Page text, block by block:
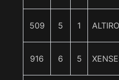
509 5 1
916 6 5